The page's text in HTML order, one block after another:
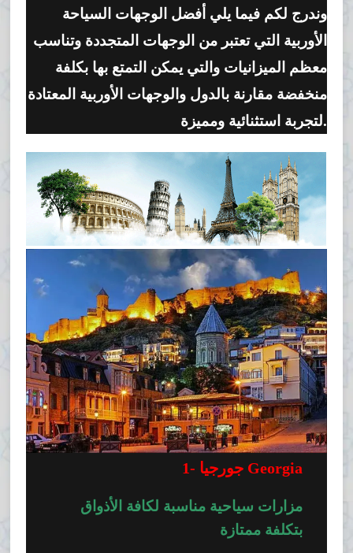
وندرج لكم فيما يلي أفضل الوجهات السياحة
الأوربية التي تعتبر من الوجهات المتجددة وتناسب
معظم الميزانيات والتي يمكن التمتع بها بكلفة
منخفضة مقارنة بالدول والوجهات الأوربية المعتادة
لتجربة استثنائية ومميزة.
1- جورجيا Georgia
مزارات سياحية مناسبة لكافة الأذواق
بتكلفة ممتازة